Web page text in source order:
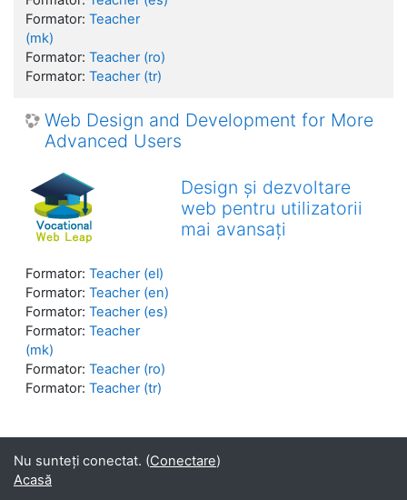
Formator: Teacher
(mk)
Formator: Teacher (ro)
Formator: Teacher (tr)
Web Design and Development for More
Advanced Users
Design și dezvoltare
web pentru utilizatorii
mai avansați
Formator: Teacher (el)
Formator: Teacher (en)
Formator: Teacher (es)
Formator: Teacher
(mk)
Formator: Teacher (ro)
Formator: Teacher (tr)
Nu sunteți conectat. (Conectare)
Acasă